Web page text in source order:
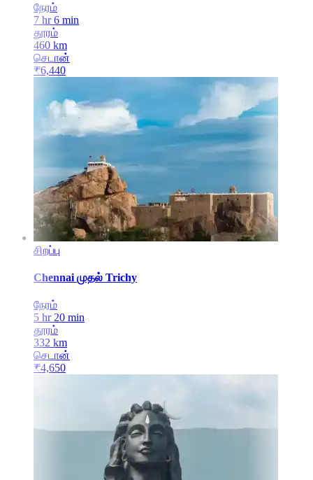
நேரம்
7 hr 6 min
தூரம்
460 km
செடான்
₹6,440
சிறப்பு
Chennai முதல் Trichy
நேரம்
5 hr 20 min
தூரம்
332 km
செடான்
₹4,650